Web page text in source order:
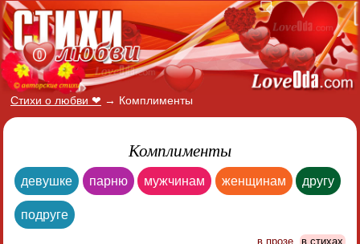
Стихи о любви ❤ → Комплименты
Комплименты
девушке парню мужчинам женщинам другу
подруге
в прозе, в стихах